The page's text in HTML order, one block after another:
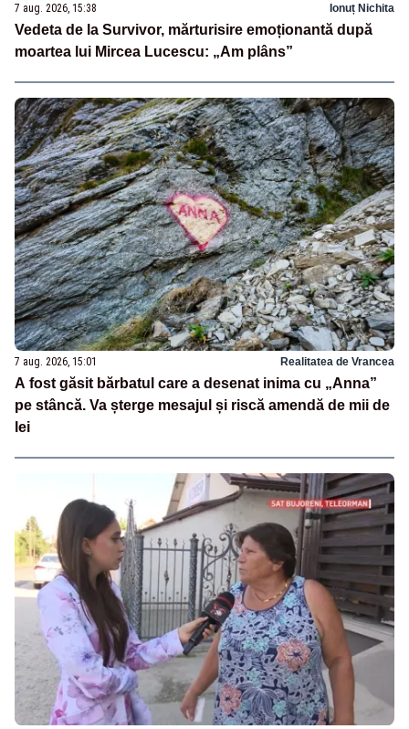
7 aug. 2026, 15:38 Ionuț Nichita
Vedeta de la Survivor, mărturisire emoționantă după
moartea lui Mircea Lucescu: „Am plâns”
7 aug. 2026, 15:01 Realitatea de Vrancea
A fost găsit bărbatul care a desenat inima cu „Anna”
pe stâncă. Va șterge mesajul și riscă amendă de mii de
lei